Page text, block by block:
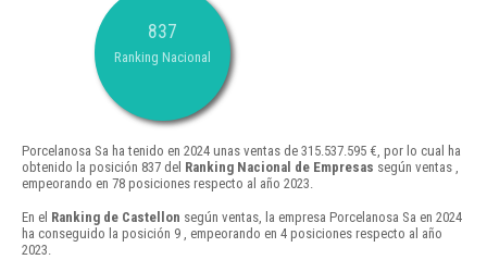
837
Ranking Nacional
Porcelanosa Sa ha tenido en 2024 unas ventas de 315.537.595 €, por lo cual ha
obtenido la posición 837 del Ranking Nacional de Empresas según ventas ,
empeorando en 78 posiciones respecto al año 2023.
En el Ranking de Castellon según ventas, la empresa Porcelanosa Sa en 2024
ha conseguido la posición 9 , empeorando en 4 posiciones respecto al año
2023.